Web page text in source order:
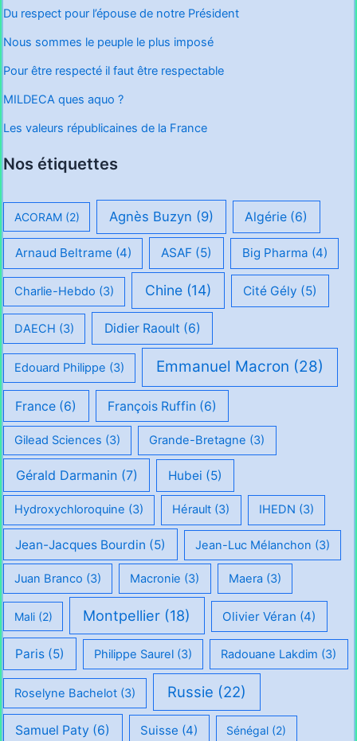
Du respect pour l’épouse de notre Président
Nous sommes le peuple le plus imposé
Pour être respecté il faut être respectable
MILDECA ques aquo ?
Les valeurs républicaines de la France
Nos étiquettes
ACORAM(2) Agnès Buzyn (9) Algérie (6)
Arnaud Beltrame (4) ASAF (5) Big Pharma (4)
Charlie-Hebdo (3) Chine (14) Cité Gély (5)
DAECH (3) Didier Raoult (6)
Edouard Philippe (3) Emmanuel Macron (28)
France (6) François Ruffin (6)
Gilead Sciences (3) Grande-Bretagne (3)
Gérald Darmanin(7) Hubei (5)
Hydroxychloroquine (3) Hérault (3) IHEDN (3)
Jean-Jacques Bourdin (5) Jean-Luc Mélanchon (3)
Juan Branco (3) Macronie (3) Maera (3)
Mali(2) Montpellier (18) Olivier Véran (4)
Paris(5) Philippe Saurel (3) Radouane Lakdim (3)
Roselyne Bachelot (3) Russie (22)
Samuel Paty (6) Suisse (4) Sénégal (2)